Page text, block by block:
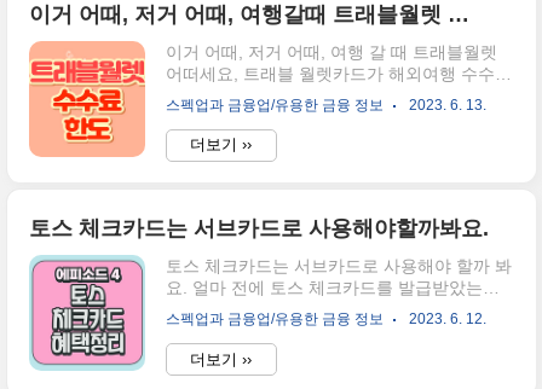
말합니다. 이를 조금 더 간단하게 설명한다면 "가격 완화를 위
있습니다. * 카르텔은 경제용어로서 정확한 뜻과 개념을 알고
싶으시다면 아래를 [더보기란]을 참고해주세요. ..
이거 어때, 저거 어때, 여행갈때 트래블월렛 어때
이거 어때, 저거 어때, 여행 갈 때 트래블월렛
어떠세요, 트래블 월렛카드가 해외여행 수수료
면제가 있는 카드로 유명하죠. 심지어 토스 카
드를 제치고 지금 현재 압도적으로 1위를 달리
고 있는 카드이기도 합니다. 그래서 여러분들
에게 이번 트래블월렛 카드를 소개해드리려고
취미로 여행을 다니시는 여러분들, 모두 집중
드 이전에 먼저 아셔야 할 것은 카드 결제 시 수
수료가 얼마를 가져가느냐 인데요. 보통 1% 이
하의 카드 수수료와 결제건당 수수료 두 가지
료를 꼭 아셔야 합니다. 이 수수료는 체크카드
를 사용 시에도 동일하게 수수료가..
스펙업과 금융업/유용한 금융 정보 2023. 6. 13.
더보기 ››
토스 체크카드는 서브카드로 사용해야할까봐요.
토스 체크카드는 서브카드로 사용해야 할까 봐
요. 얼마 전에 토스 체크카드를 발급받았는데
혜택이 적혀있는 종이를 보고 조금 놀랐어요.
"응? 이게 다야? 사용설명서가?"라는 생각 때
문이죠. 새로 발급받은 사용설명서에는 세줄
이내의 글자만 적혀있거든요. 그래서 토스 체
스펙업과 금융업/유용한 금융 정보 2023. 6. 12.
더보기 ››